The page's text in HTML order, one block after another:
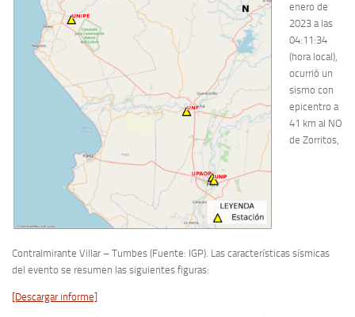
enero de
2023 a las
04:11:34
(hora local),
ocurrió un
sismo con
epicentro a
41 km al NO
de Zorritos,
Contralmirante Villar – Tumbes (Fuente: IGP). Las características sísmicas
del evento se resumen las siguientes figuras:
[Descargar informe]